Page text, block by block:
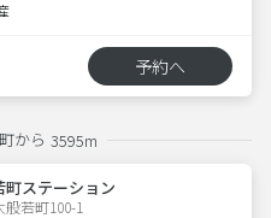
予約へ
から 3595m
ステーション
若町100-1